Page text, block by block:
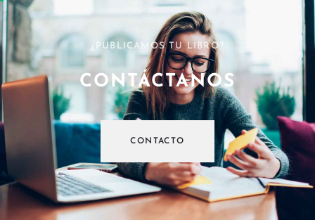
¿PUBLICAMOS TU LIBRO?
CONTÁCTANOS
CONTACTO